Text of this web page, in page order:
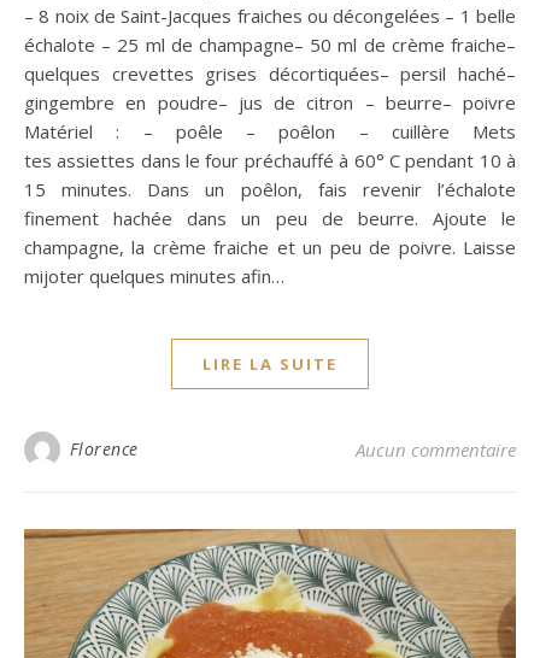
– 8 noix de Saint-Jacques fraiches ou décongelées – 1 belle
échalote – 25 ml de champagne– 50 ml de crème fraiche–
quelques crevettes grises décortiquées– persil haché–
gingembre en poudre– jus de citron – beurre– poivre
Matériel : – poêle – poêlon – cuillère Mets
tes assiettes dans le four préchauffé à 60° C pendant 10 à
15 minutes. Dans un poêlon, fais revenir l’échalote
finement hachée dans un peu de beurre. Ajoute le
champagne, la crème fraiche et un peu de poivre. Laisse
mijoter quelques minutes afin…
LIRE LA SUITE
Florence Aucun commentaire